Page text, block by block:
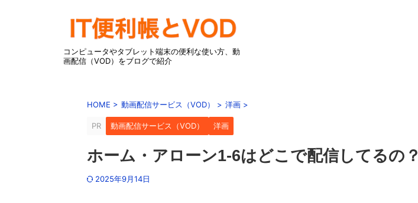
コンピュータやタブレット端末の便利な使い方、動
画配信（VOD）をブログで紹介
HOME > 動画配信サービス（VOD） > 洋画 >
PR 動画配信サービス（VOD） 洋画
ホーム・アローン1-6はどこで配信してるの？
2025年9月14日